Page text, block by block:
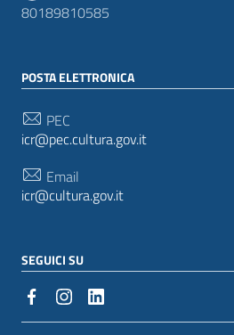
80189810585
POSTA ELETTRONICA
PEC
icr@pec.cultura.gov.it
Email
icr@cultura.gov.it
SEGUICI SU